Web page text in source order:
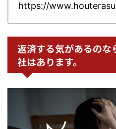
https://
返済する気があるのな
社はあります。